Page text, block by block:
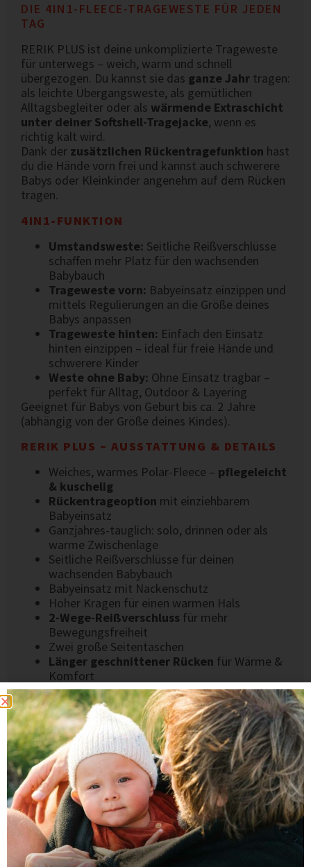
DIE 4IN1-FLEECE-TRAGEWESTE FÜR JEDEN
TAG
RERIK PLUS ist deine unkomplizierte Trageweste
für unterwegs – weich, warm und schnell
übergezogen. Du kannst sie das ganze Jahr tragen:
als leichte Übergangsweste, als gemütlichen
Alltagsbegleiter oder als wärmende Extraschicht
unter deiner Softshell-Tragejacke, wenn es
richtig kalt wird.
Dank der zusätzlichen Rückentragefunktion hast
du die Hände vorn frei und kannst auch schwerere
Babys oder Kleinkinder angenehm auf dem Rücken
tragen.
4IN1-FUNKTION
Umstandsweste: Seitliche Reißverschlüsse
schaffen mehr Platz für den wachsenden
Babybauch
Trageweste vorn: Babyeinsatz einzippen und
mittels Regulierungen an die Größe deines
Babys anpassen
Trageweste hinten: Einfach den Einsatz
hinten einzippen – ideal für freie Hände und
schwerere Kinder
Weste ohne Baby: Ohne Einsatz tragbar –
perfekt für Alltag, Outdoor & Layering
Geeignet für Babys von Geburt bis ca. 2 Jahre
(abhängig von der Größe deines Kindes).
RERIK PLUS – AUSSTATTUNG & DETAILS
Weiches, warmes Polar-Fleece – pflegeleicht
& kuschelig
Rückentrageoption mit einziehbarem
Babyeinsatz
Ganzjahres-tauglich: solo, drinnen oder als
warme Zwischenlage
Seitliche Reißverschlüsse für deinen
wachsenden Babybauch
Babyeinsatz mit Nackenschutz
Hoher Kragen für einen warmen Hals
2-Wege-Reißverschluss für mehr
Bewegungsfreiheit
Zwei große Seitentaschen
Länger geschnittener Rücken für Wärme &
Komfort
MATERIAL & VERARBEITUNG
Pflegeleichtes, strapazierfähiges Fleece (100
% Polyester)
Hochwertig verarbeitet in einer kleinen
europäischen Näherei
Entwickelt in Deutschland, fair in Europa
gefertigt.
Wenn du eine natürliche Woll-Alternative suchst,
schau dir unsere Premium-Weste PEVE